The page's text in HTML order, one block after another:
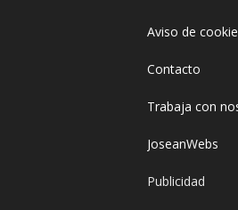
Aviso de
Contacto
Trabaja con
JoseanWebs
Publicidad